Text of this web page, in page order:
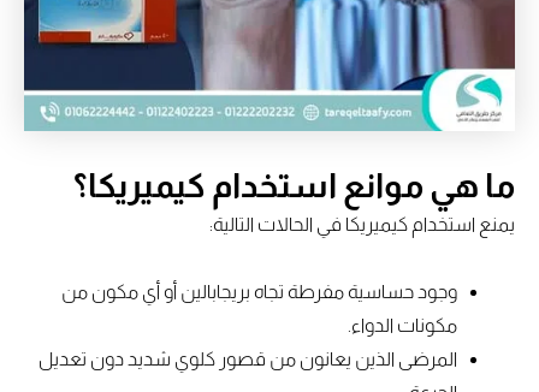
ما هي موانع استخدام كيميريكا؟
يمنع استخدام كيميريكا في الحالات التالية:
وجود حساسية مفرطة تجاه بريجابالين أو أي مكون من
مكونات الدواء.
المرضى الذين يعانون من قصور كلوي شديد دون تعديل